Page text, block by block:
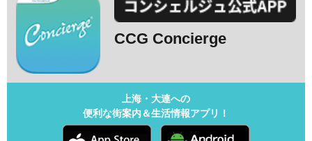
CCG Concierge
上海・大連への
便利な街案内＆生活情報アプリ！